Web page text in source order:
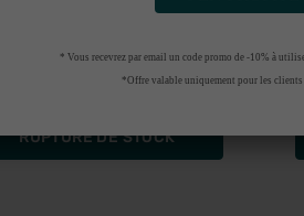
Huile Prodigieuse
100ml
RUPTURE DE STOCK
* Vous recevrez par email un code promo de -10% à
*Offre valable uniquement pour les